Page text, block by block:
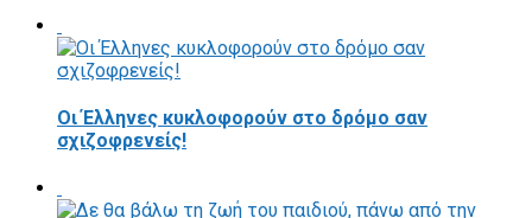
Οι Έλληνες κυκλοφορούν στο δρόμο σαν
σχιζοφρενείς!